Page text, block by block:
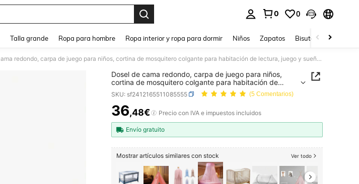
0 0
Talla grande Ropa para hombre Ropa interior y ropa para dormir Niños Zapatos Bisutería Y
Dosel de cama redondo, carpa de juego para niños, cortina de mosquitero colgante para habitación de lectura, juego y sueño, decoración, color caqui, amor, San Valentín
Dosel de cama redondo, carpa de juego para niños,
cortina de mosquitero colgante para habitación de
lectura, juego y sueño, decoración, color caqui, amor,
San Valentín
SKU: sf2412165511085555 (5 Comentarios)
PRICE AND AVAILABILITY
36,48€ Precio con IVA e impuestos incluidos
Envío gratuito
Mostrar artículos similares con stock Ver todo